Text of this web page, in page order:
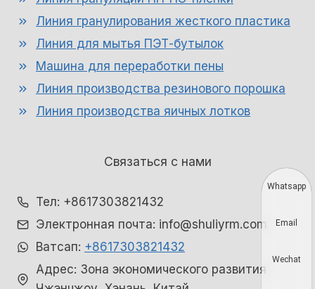
Линия гранулирования жесткого пластика
Линия для мытья ПЭТ-бутылок
Машина для переработки пены
Линия производства резинового порошка
Линия производства яичных лотков
Связаться с нами
Тел: +8617303821432
Электронная почта: info@shuliyrm.com
Ватсап: +8617303821432
Адрес: Зона экономического развития
Whatsapp
Email
Wechat